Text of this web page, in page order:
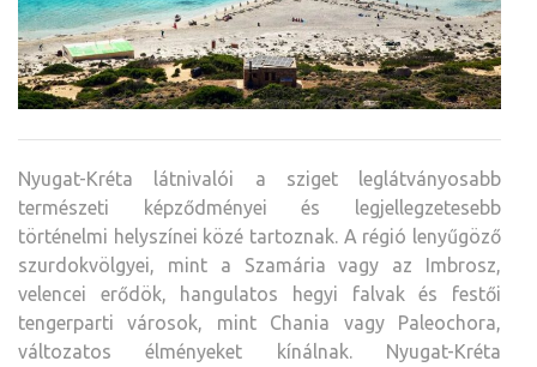
Nyugat-Kréta látnivalói a sziget leglátványosabb
természeti képződményei és legjellegzetesebb
történelmi helyszínei közé tartoznak. A régió lenyűgöző
szurdokvölgyei, mint a Szamária vagy az Imbrosz,
velencei erődök, hangulatos hegyi falvak és festői
tengerparti városok, mint Chania vagy Paleochora,
változatos élményeket kínálnak. Nyugat-Kréta